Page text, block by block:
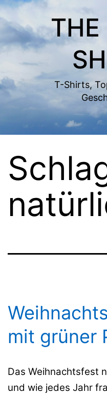
Zum
Inhalt
springen
THE
T-Shirts,
mit grüner
Das Weihnachtsfest
und wie jedes Jahr